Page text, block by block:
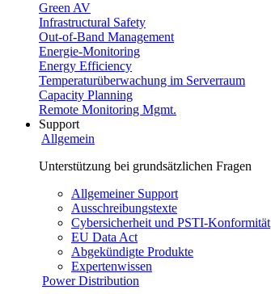
Green AV
Infrastructural Safety
Out-of-Band Management
Energie-Monitoring
Energy Efficiency
Temperaturüberwachung im Serverraum
Capacity Planning
Remote Monitoring Mgmt.
Support
Allgemein
Unterstützung bei grundsätzlichen Fragen
Allgemeiner Support
Ausschreibungstexte
Cybersicherheit und PSTI-Konformität
EU Data Act
Abgekündigte Produkte
Expertenwissen
Power Distribution